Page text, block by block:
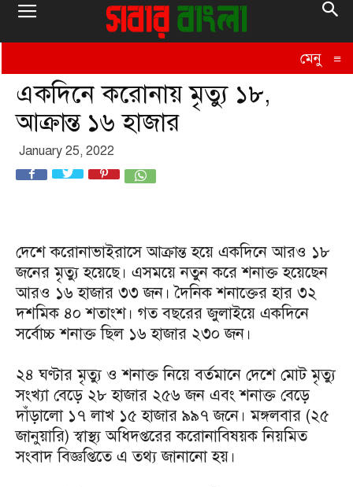
মেনু ≡
একদিনে করোনায় মৃত্যু ১৮,
আক্রান্ত ১৬ হাজার
January 25, 2022
দেশে করোনাভাইরাসে আক্রান্ত হয়ে একদিনে আরও ১৮
জনের মৃত্যু হয়েছে। এসময়ে নতুন করে শনাক্ত হয়েছেন
আরও ১৬ হাজার ৩৩ জন। দৈনিক শনাক্তের হার ৩২
দশমিক ৪০ শতাংশ। গত বছরের জুলাইয়ে একদিনে
সর্বোচ্চ শনাক্ত ছিল ১৬ হাজার ২৩০ জন।
২৪ ঘণ্টার মৃত্যু ও শনাক্ত নিয়ে বর্তমানে দেশে মোট মৃত্যু
সংখ্যা বেড়ে ২৮ হাজার ২৫৬ জন এবং শনাক্ত বেড়ে
দাঁড়ালো ১৭ লাখ ১৫ হাজার ৯৯৭ জনে। মঙ্গলবার (২৫
জানুয়ারি) স্বাস্থ্য অধিদপ্তরের করোনাবিষয়ক নিয়মিত
সংবাদ বিজ্ঞপ্তিতে এ তথ্য জানানো হয়।